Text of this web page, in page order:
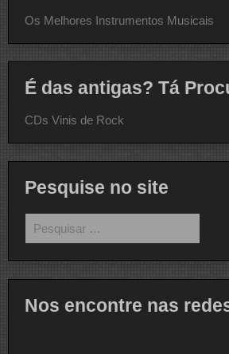
Os Melhores Instrumentos Musicais
É das antigas? Tá
CDs Vinis de Rock
Pesquise no site
por:
Nos encontre nas